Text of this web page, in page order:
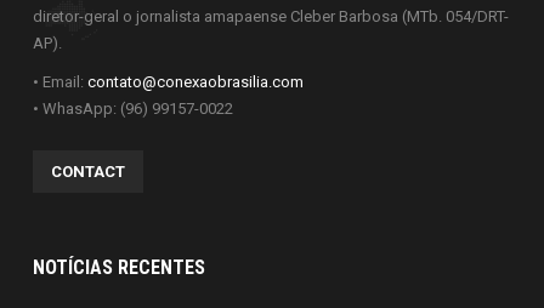
diretor-geral o jornalista amapaense Cleber Barbosa (MTb. 054/DRT-
AP).
• Email: contato@conexaobrasilia.com
• WhasApp: (96) 99157-0022
CONTACT
NOTÍCIAS RECENTES